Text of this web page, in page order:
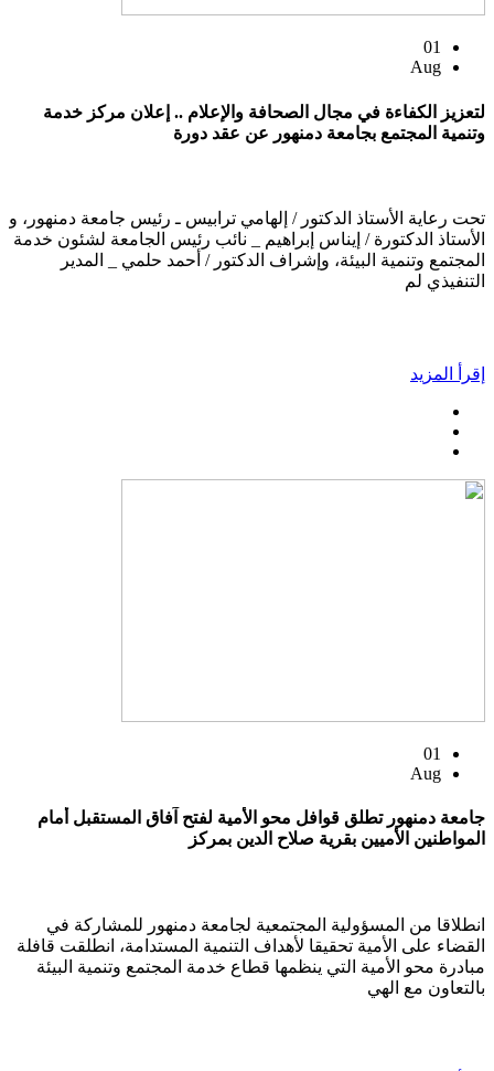
01
Aug
لتعزيز الكفاءة في مجال الصحافة والإعلام .. إعلان مركز خدمة
وتنمية المجتمع بجامعة دمنهور عن عقد دورة
تحت رعاية الأستاذ الدكتور / إلهامي ترابيس ـ رئيس جامعة دمنهور، و
الأستاذ الدكتورة / إيناس إبراهيم _ نائب رئيس الجامعة لشئون خدمة
المجتمع وتنمية البيئة، وإشراف الدكتور / أحمد حلمي _ المدير
التنفيذي لم
إقرأ المزيد
01
Aug
جامعة دمنهور تطلق قوافل محو الأمية لفتح آفاق المستقبل أمام
المواطنين الأميين بقرية صلاح الدين بمركز
انطلاقا من المسؤولية المجتمعية لجامعة دمنهور للمشاركة في
القضاء على الأمية تحقيقا لأهداف التنمية المستدامة، انطلقت قافلة
مبادرة محو الأمية التي ينظمها قطاع خدمة المجتمع وتنمية البيئة
بالتعاون مع الهي